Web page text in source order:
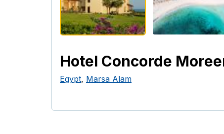
Hotel Concorde
Egypt, Marsa Alam